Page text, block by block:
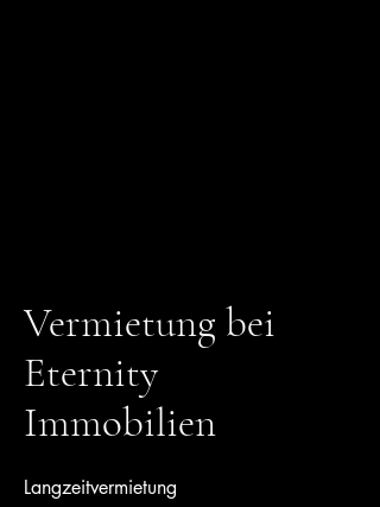
Vermietung bei
Eternity
Immobilien
Langzeitvermietung